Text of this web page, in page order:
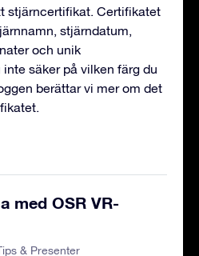
stjärncertifikat. Certifikatet
stjärndatum,
och unik
säker på vilken färg du
berättar vi mer om det
med OSR VR-
& Presenter